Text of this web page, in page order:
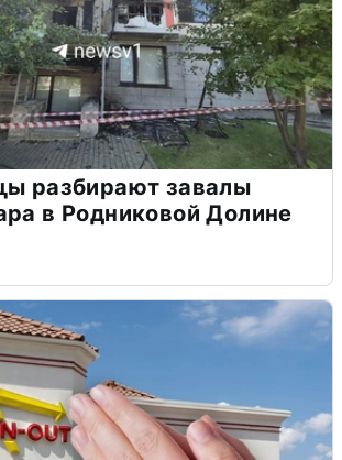
разбирают завалы
в Родниковой Долине